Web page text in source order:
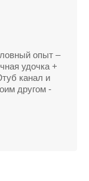
не поймал
на
мне
следующую
опыт –
удочка +
канал и
другом -